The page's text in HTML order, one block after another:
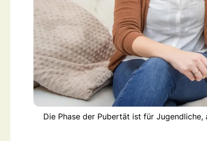
Die Phase der Pubertät ist für